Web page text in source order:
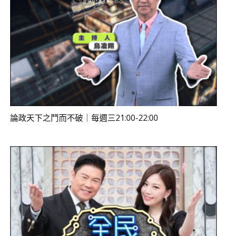
論政天下之鬥而不破｜每週三21:00-22:00